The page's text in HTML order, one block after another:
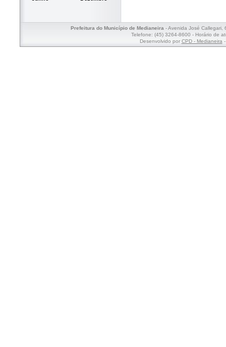
Prefeitura do Município de Medianeira- Avenida José Callegari,
Telefone: (45) 3264-8600 - Horário de
Desenvolvido por CPD - Medianeira-